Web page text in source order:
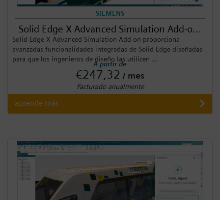
SIEMENS
Solid Edge X Advanced Simulation Add-o...
Solid Edge X Advanced Simulation Add-on proporciona
avanzadas funcionalidades integradas de Solid Edge diseñadas
para que los ingenieros de diseño las utilicen ...
A partir de
€247,32 / mes
Facturado anualmente
aprende más